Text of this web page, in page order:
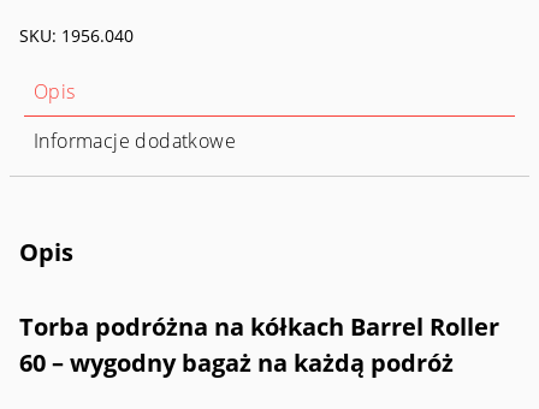
kółkach
Roller
60
SKU: 1956.040
Opis
Informacje dodatkowe
Opis
Torba podróżna na kółkach Barrel Roller
60 – wygodny bagaż na każdą podróż